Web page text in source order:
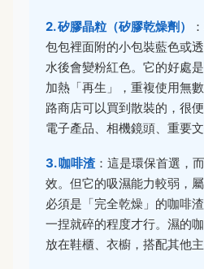
2. 矽膠晶粒（矽膠乾燥劑）
包包裡面附的小包裝藍色或
水後會變粉紅色。它的好處
加熱「再生」，重複使用無
路商店可以買到散裝的，很
電子產品、相機鏡頭、重要
3. 咖啡渣 ：這是環保首選，
效。但它的吸濕能力較弱，
必須是「完全乾燥」的咖啡
一捏就碎的程度才行。濕的
放在鞋櫃、衣櫥，搭配其他主